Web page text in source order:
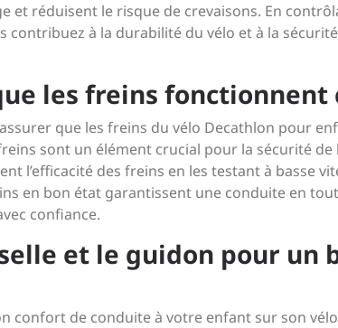
et réduisent le risque de crevaisons. En
contribuez à la durabilité du vélo et à la
les freins
que les freins du vélo Decathlon pour
sont un élément crucial pour la sécurité
l’efficacité des freins en les testant à basse
en bon état garantissent une conduite en
confiance.
et le guidon pour un
confort de conduite à votre enfant sur son